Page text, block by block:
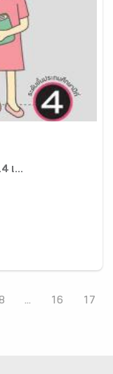
เ...
... 16 17